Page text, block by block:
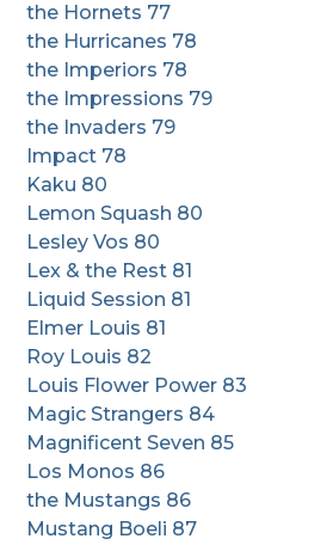
the Hornets 77
the Hurricanes 78
the Imperiors 78
the Impressions 79
the Invaders 79
Impact 78
Kaku 80
Lemon Squash 80
Lesley Vos 80
Lex & the Rest 81
Liquid Session 81
Elmer Louis 81
Roy Louis 82
Louis Flower Power 83
Magic Strangers 84
Magnificent Seven 85
Los Monos 86
the Mustangs 86
Mustang Boeli 87